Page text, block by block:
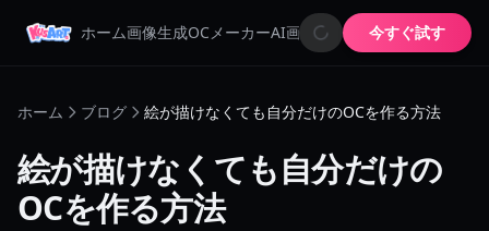
ホーム画像生成OCメーカーAI画像アニメーターAI絵文字生
今すぐ試す
ホーム ブログ 絵が描けなくても自分だけのOCを作る方法
絵が描けなくても自分だけの
OCを作る方法